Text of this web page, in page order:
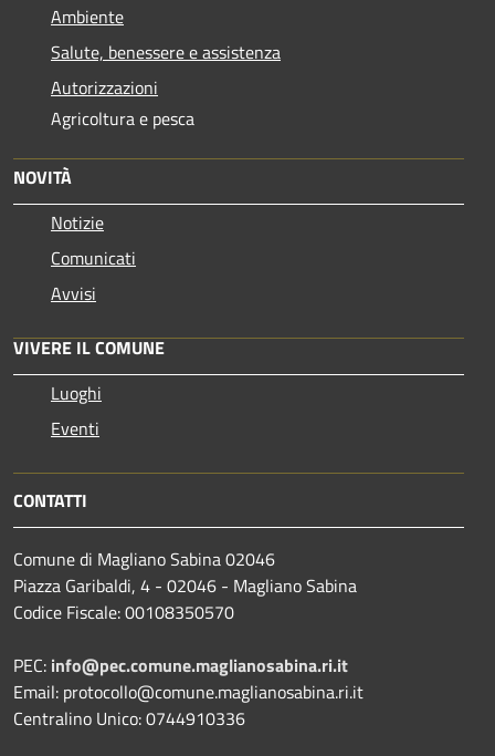
Ambiente
Salute, benessere e assistenza
Autorizzazioni
Agricoltura e pesca
NOVITÀ
Notizie
Comunicati
Avvisi
VIVERE IL COMUNE
Luoghi
Eventi
CONTATTI
Comune di Magliano Sabina 02046
Piazza Garibaldi, 4 - 02046 - Magliano Sabina
Codice Fiscale: 00108350570
PEC: info@pec.comune.maglianosabina.ri.it
Email: protocollo@comune.maglianosabina.ri.it
Centralino Unico: 0744910336